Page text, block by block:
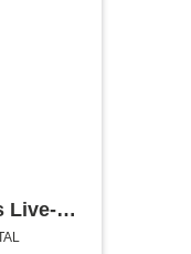
Live-
Monot,